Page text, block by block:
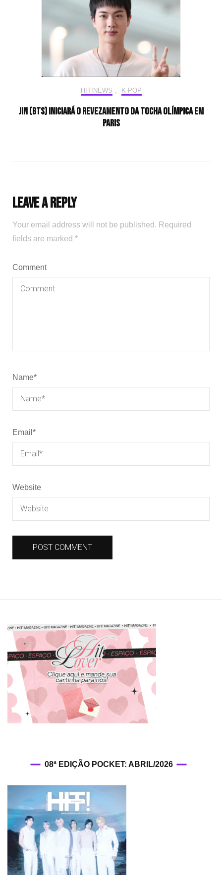
HIT!NEWS , K-POP
Jin (BTS) iniciará o revezamento da tocha olímpica em
Paris
Leave a Reply
Your email address will not be published. Required
fields are marked *
Comment
Name*
Email *
Website
08ª EDIÇÃO POCKET: ABRIL/2026